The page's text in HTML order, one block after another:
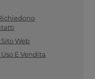
Web
E Vendita